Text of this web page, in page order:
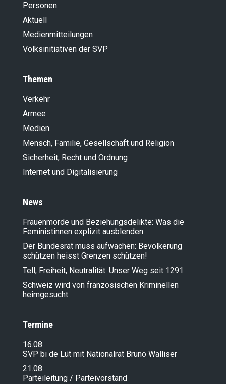
Personen
Aktuell
Medienmitteilungen
Volksinitiativen der SVP
Themen
Verkehr
Armee
Medien
Mensch, Familie, Gesellschaft und Religion
Sicherheit, Recht und Ordnung
Internet und Digitalisierung
News
Frauenmorde und Beziehungsdelikte: Was die
Feministinnen explizit ausblenden
Der Bundesrat muss aufwachen: Bevölkerung
schützen heisst Grenzen schützen!
Tell, Freiheit, Neutralität: Unser Weg seit 1291
Schweiz wird von französischen Kriminellen
heimgesucht
Termine
16.08
SVP bi de Lüt mit Nationalrat Bruno Walliser
21.08
Parteileitung / Parteivorstand